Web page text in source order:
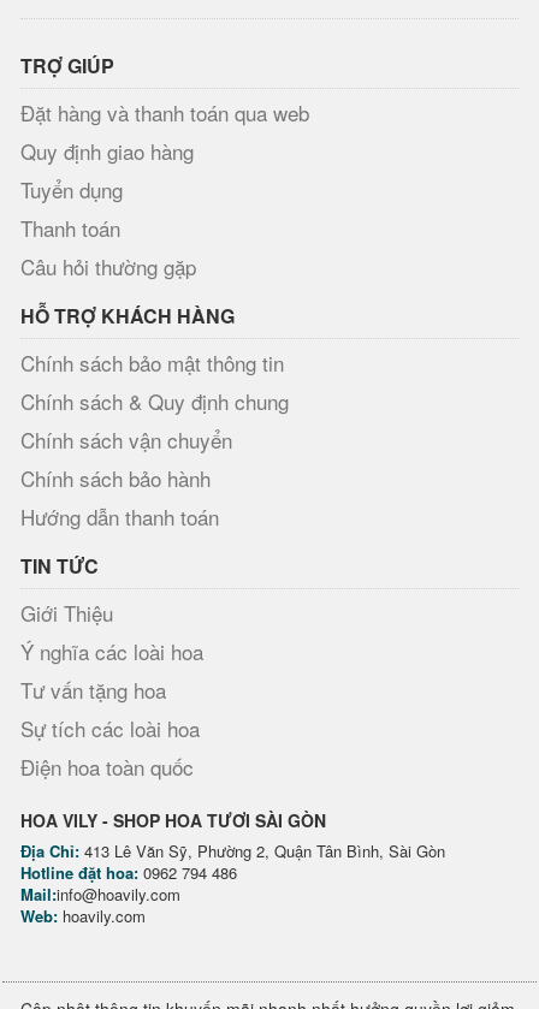
TRỢ GIÚP
Đặt hàng và thanh toán qua web
Quy định giao hàng
Tuyển dụng
Thanh toán
Câu hỏi thường gặp
HỖ TRỢ KHÁCH HÀNG
Chính sách bảo mật thông tin
Chính sách & Quy định chung
Chính sách vận chuyển
Chính sách bảo hành
Hướng dẫn thanh toán
TIN TỨC
Giới Thiệu
Ý nghĩa các loài hoa
Tư vấn tặng hoa
Sự tích các loài hoa
Điện hoa toàn quốc
HOA VILY - SHOP HOA TƯƠI SÀI GÒN
Địa Chỉ: 413 Lê Văn Sỹ, Phường 2, Quận Tân Bình, Sài Gòn
Hotline đặt hoa: 0962 794 486
Mail:info@hoavily.com
Web: hoavily.com